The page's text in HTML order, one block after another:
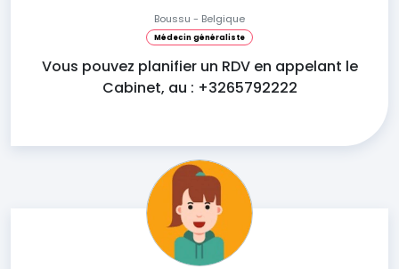
Boussu - Belgique
Médecin généraliste
Vous pouvez planifier un RDV en appelant le
Cabinet, au : +3265792222